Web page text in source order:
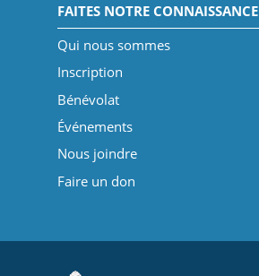
FAITES NOTRE CONNAISSANCE
Qui nous sommes
Inscription
Bénévolat
Événements
Nous joindre
Faire un don